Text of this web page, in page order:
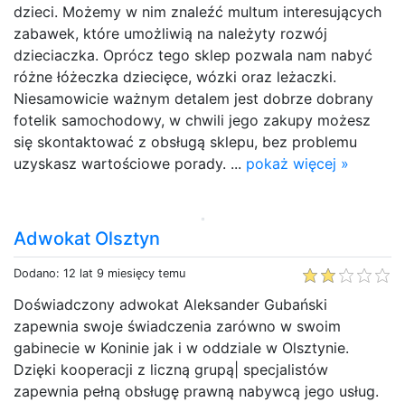
dzieci. Możemy w nim znaleźć multum interesujących
zabawek, które umożliwią na należyty rozwój
dzieciaczka. Oprócz tego sklep pozwala nam nabyć
różne łóżeczka dziecięce, wózki oraz leżaczki.
Niesamowicie ważnym detalem jest dobrze dobrany
fotelik samochodowy, w chwili jego zakupy możesz
się skontaktować z obsługą sklepu, bez problemu
uzyskasz wartościowe porady. ... pokaż więcej »
Adwokat Olsztyn
Dodano: 12 lat 9 miesięcy temu
Doświadczony adwokat Aleksander Gubański
zapewnia swoje świadczenia zarówno w swoim
gabinecie w Koninie jak i w oddziale w Olsztynie.
Dzięki kooperacji z liczną grupą| specjalistów
zapewnia pełną obsługę prawną nabywcą jego usług.